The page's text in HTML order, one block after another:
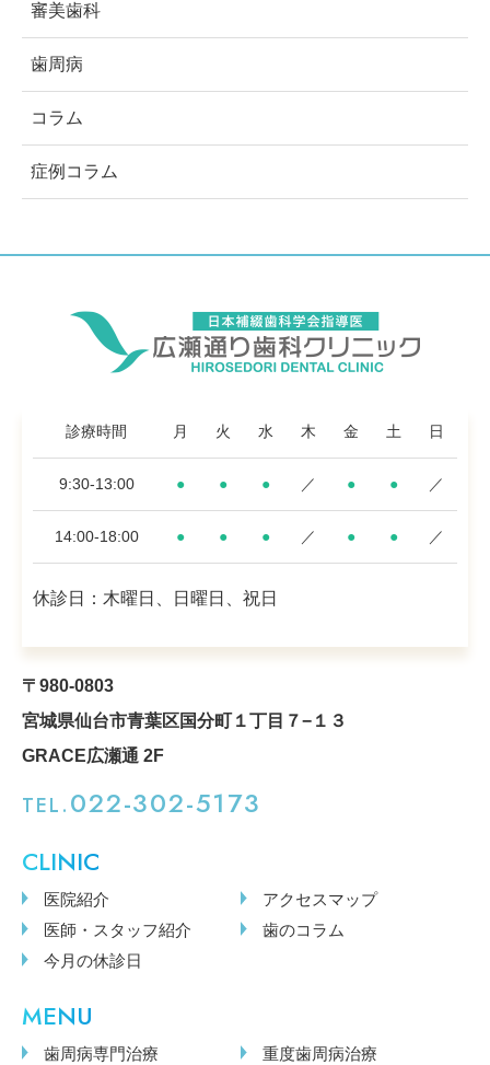
審美歯科
歯周病
コラム
症例コラム
診療時間 月 火 水 木 金 土 日
9:30-13:00 ● ● ● ／ ● ● ／
14:00-18:00 ● ● ● ／ ● ● ／
休診日：木曜日、日曜日、祝日
〒980-0803
宮城県仙台市青葉区国分町１丁目７−１３
GRACE広瀬通 2F
TEL.022-302-5173
CLINIC
医院紹介
アクセスマップ
医師・スタッフ紹介
歯のコラム
今月の休診日
MENU
歯周病専門治療 重度歯周病治療